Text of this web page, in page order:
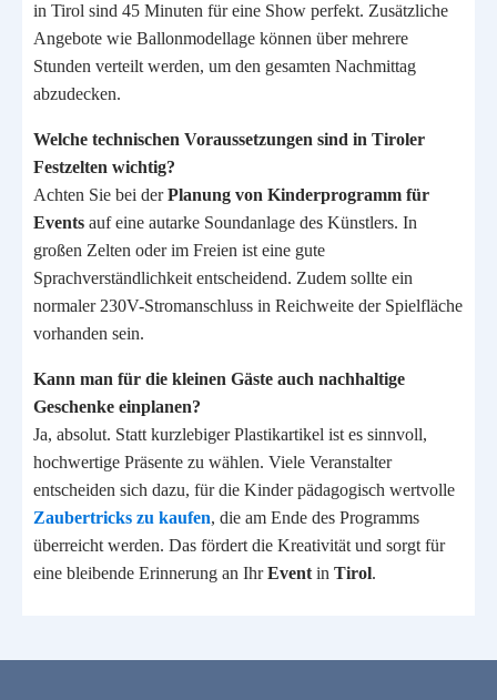
in Tirol sind 45 Minuten für eine Show perfekt. Zusätzliche
Angebote wie Ballonmodellage können über mehrere
Stunden verteilt werden, um den gesamten Nachmittag
abzudecken.
Welche technischen Voraussetzungen sind in Tiroler
Festzelten wichtig?
Achten Sie bei derPlanung von Kinderprogramm für
Events auf eine autarke Soundanlage des Künstlers. In
großen Zelten oder im Freien ist eine gute
Sprachverständlichkeit entscheidend. Zudem sollte ein
normaler 230V-Stromanschluss in Reichweite der Spielfläche
vorhanden sein.
Kann man für die kleinen Gäste auch nachhaltige
Geschenke einplanen?
Ja, absolut. Statt kurzlebiger Plastikartikel ist es sinnvoll,
hochwertige Präsente zu wählen. Viele Veranstalter
entscheiden sich dazu, für die Kinder pädagogisch wertvolle
Zaubertricks zu kaufen, die am Ende des Programms
überreicht werden. Das fördert die Kreativität und sorgt für
eine bleibende Erinnerung an IhrEvent in Tirol.